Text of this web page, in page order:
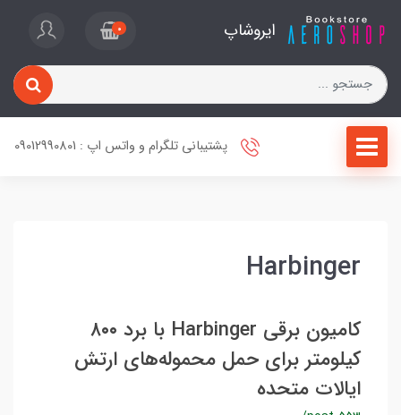
ایروشاپ 0
پشتیبانی تلگرام و واتس اپ : 09012990801
Harbinger
کامیون برقی Harbinger با برد ۸۰۰
کیلومتر برای حمل محموله‌های ارتش
ایالات متحده